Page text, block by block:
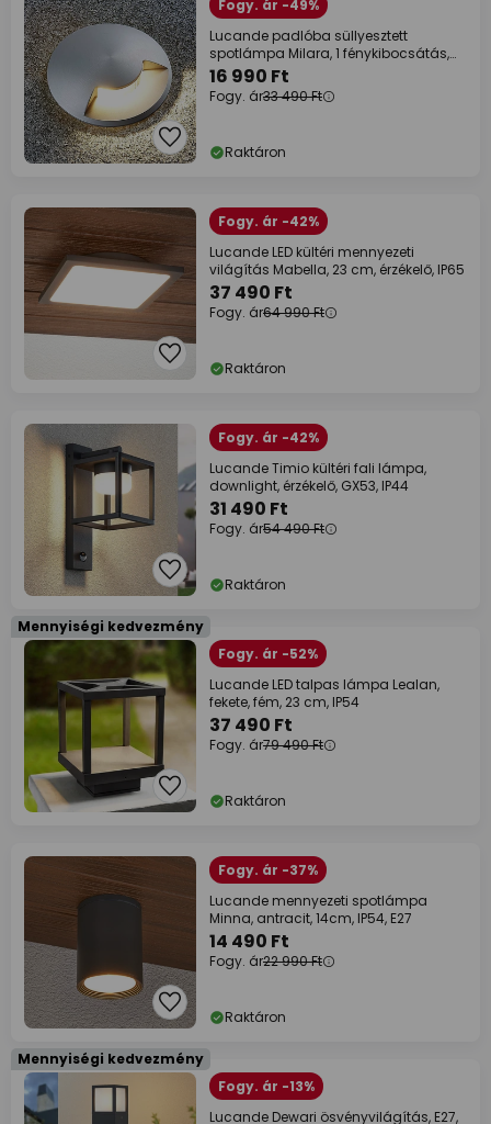
Fogy. ár -49%
Lucande padlóba süllyesztett
spotlámpa Milara, 1 fénykibocsátás,
GU10
16 990 Ft
Fogy. ár33 490 Ft
Raktáron
Fogy. ár -42%
Lucande LED kültéri mennyezeti
világítás Mabella, 23 cm, érzékelő, IP65
37 490 Ft
Fogy. ár64 990 Ft
Raktáron
Fogy. ár -42%
Lucande Timio kültéri fali lámpa,
downlight, érzékelő, GX53, IP44
31 490 Ft
Fogy. ár54 490 Ft
Raktáron
Mennyiségi kedvezmény
Fogy. ár -52%
Lucande LED talpas lámpa Lealan,
fekete, fém, 23 cm, IP54
37 490 Ft
Fogy. ár79 490 Ft
Raktáron
Fogy. ár -37%
Lucande mennyezeti spotlámpa
Minna, antracit, 14cm, IP54, E27
14 490 Ft
Fogy. ár22 990 Ft
Raktáron
Mennyiségi kedvezmény
Fogy. ár -13%
Lucande Dewari ösvényvilágítás, E27,